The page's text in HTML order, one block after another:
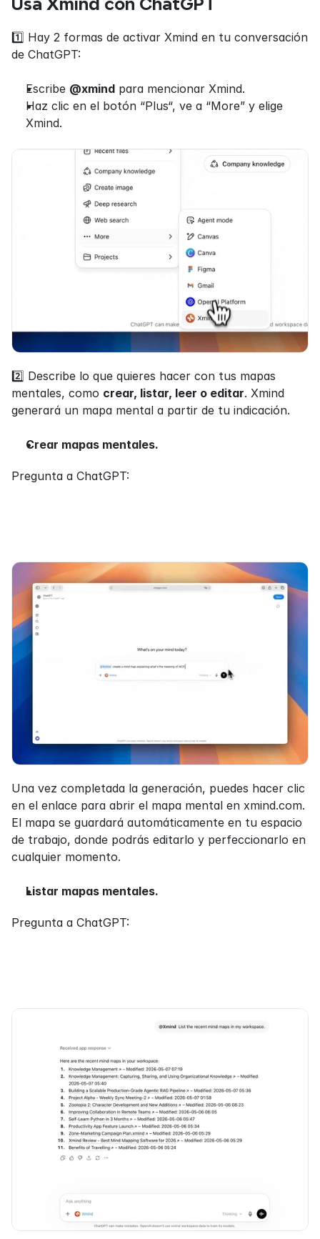
Usa Xmind con ChatGPT
1️⃣ Hay 2 formas de activar Xmind en tu conversación
de ChatGPT:
Escribe @xmind para mencionar Xmind.
Haz clic en el botón “Plus“, ve a “More” y elige
Xmind.
2️⃣ Describe lo que quieres hacer con tus mapas
mentales, como crear, listar, leer o editar. Xmind
generará un mapa mental a partir de tu indicación.
Crear mapas mentales.
Pregunta a ChatGPT:
Una vez completada la generación, puedes hacer clic
en el enlace para abrir el mapa mental en xmind.com.
El mapa se guardará automáticamente en tu espacio
de trabajo, donde podrás editarlo y perfeccionarlo en
cualquier momento.
Listar mapas mentales.
Pregunta a ChatGPT: